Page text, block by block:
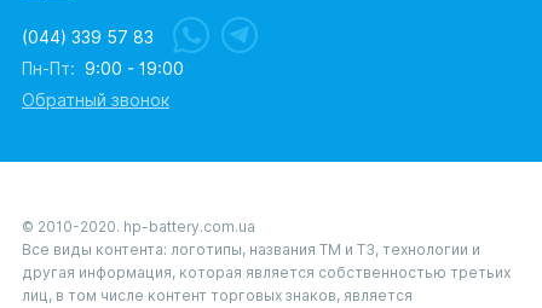
(044) 339 57 83
Пн-Пт: 9:00 - 19:00
Обратный звонок
© 2010-2020. hp-battery.com.ua
Все виды контента: логотипы, названия ТМ и ТЗ, технологии и
другая информация, которая является собственностью третьих
лиц, в том числе контент торговых знаков, является